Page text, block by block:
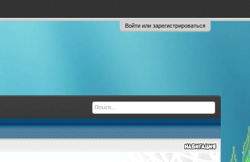
Войти или зарегистрироваться